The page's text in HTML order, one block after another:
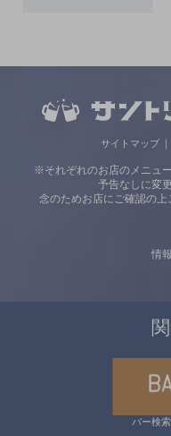
サイトマップ
※それぞれのお店のメニュ
予告なしに変
念のためお店にご確認の
情
バー検